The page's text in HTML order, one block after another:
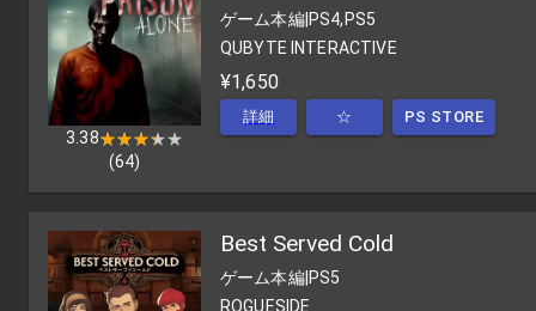
3.38★★★★★
★★★★★
(64)
ゲーム本編|PS4,PS5
QUBYTE INTERACTIVE
¥1,650
詳細 ☆ PS STORE
Best Served Cold
ゲーム本編|PS5
ROGUESIDE